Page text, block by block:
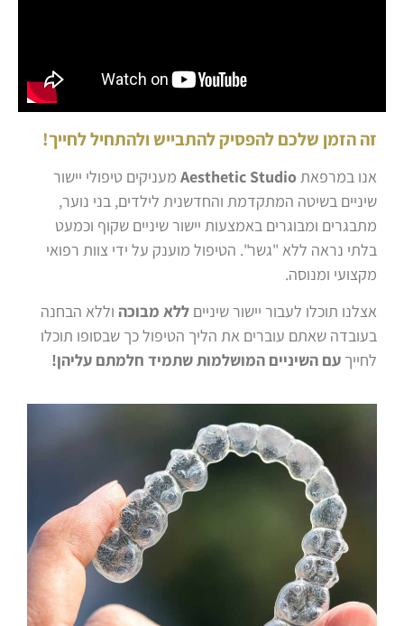
זההזמן שלכם להפסיק להתבייש ולהתחיל לחייך!
אנו במרפאתAesthetic Studio מעניקים טיפולי יישור
שיניים בשיטה המתקדמת והחדשנית לילדים, בני נוער,
מתבגרים ומבוגרים באמצעות יישור שיניים שקוף וכמעט
בלתי נראה ללא "גשר". הטיפול מוענק על ידי צוות רפואי
מקצועי ומנוסה.
אצלנו תוכלו לעבור יישור שיניים ללא מבוכה וללא הבחנה
בעובדה שאתם עוברים את הליך הטיפול כך שבסופו תוכלו
לחייך עם השיניים המושלמות שתמיד חלמתם עליהן!